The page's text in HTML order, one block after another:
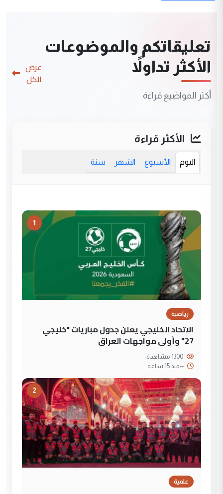
تعليقاتكم والموضوعات
الأكثر تداولاً
أكثر المواضيع قراءة
عرض
الكل
الأكثر قراءة
اليوم الأسبوع الشهر سنة
1
رياضية
الاتحاد الخليجي يعلن جدول مباريات "خليجي
27" وأولى مواجهات العراق
--منذ 15 ساعة
2
علمية